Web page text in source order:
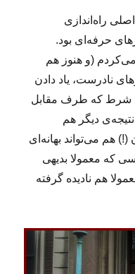
راه‌اندازی
حرفه‌ای بود.
(و هنوز هم
نادرست، یاد دادن
شرط که طرف مقابل
نتیجه‌ی دیگر هم
هم می‌تواند بهانه‌ای
که معمولا بدیهی
هم نادیده گرفته